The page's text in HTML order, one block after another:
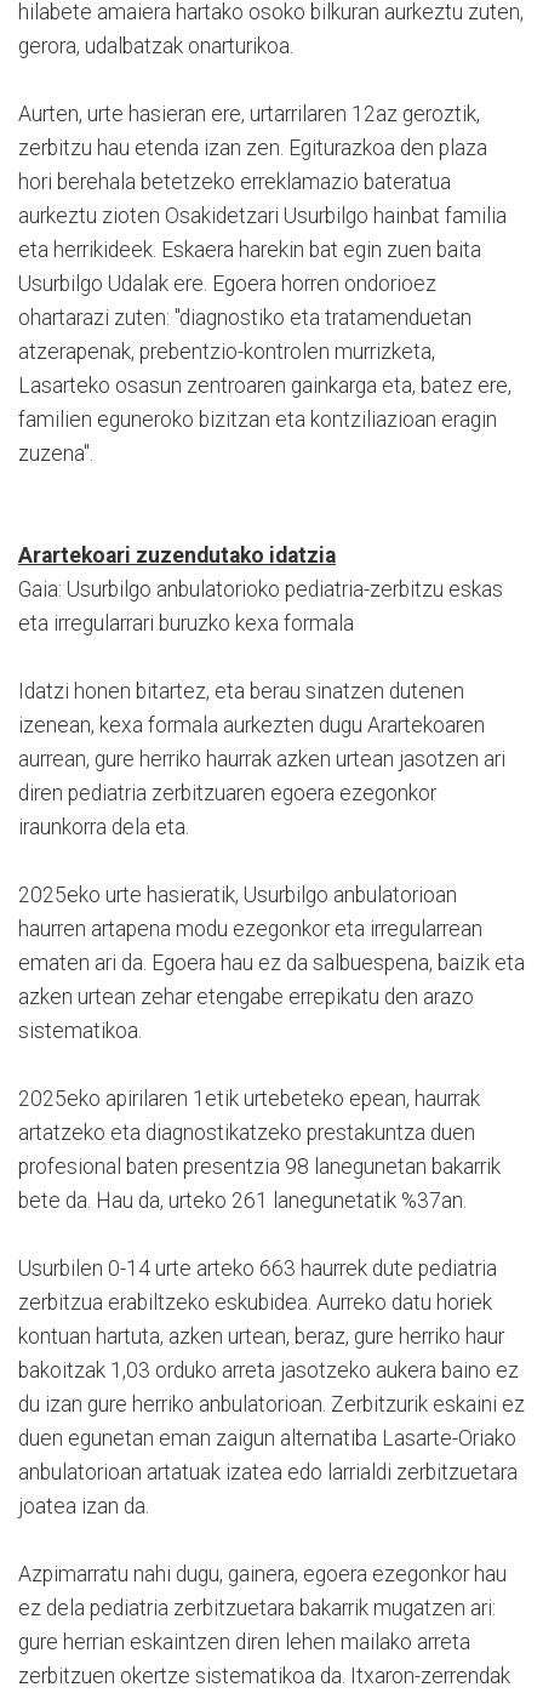
hilabete amaiera hartako osoko bilkuran aurkeztu zuten,
gerora, udalbatzak onarturikoa.
Aurten, urte hasieran ere, urtarrilaren 12az geroztik,
zerbitzu hau etenda izan zen. Egiturazkoa den plaza
hori berehala betetzeko erreklamazio bateratua
aurkeztu zioten Osakidetzari Usurbilgo hainbat familia
eta herrikideek. Eskaera harekin bat egin zuen baita
Usurbilgo Udalak ere. Egoera horren ondorioez
ohartarazi zuten: "diagnostiko eta tratamenduetan
atzerapenak, prebentzio-kontrolen murrizketa,
Lasarteko osasun zentroaren gainkarga eta, batez ere,
familien eguneroko bizitzan eta kontziliazioan eragin
zuzena".
Arartekoari zuzendutako idatzia
Gaia: Usurbilgo anbulatorioko pediatria-zerbitzu eskas
eta irregularrari buruzko kexa formala
Idatzi honen bitartez, eta berau sinatzen dutenen
izenean, kexa formala aurkezten dugu Arartekoaren
aurrean, gure herriko haurrak azken urtean jasotzen ari
diren pediatria zerbitzuaren egoera ezegonkor
iraunkorra dela eta.
2025eko urte hasieratik, Usurbilgo anbulatorioan
haurren artapena modu ezegonkor eta irregularrean
ematen ari da. Egoera hau ez da salbuespena, baizik eta
azken urtean zehar etengabe errepikatu den arazo
sistematikoa.
2025eko apirilaren 1etik urtebeteko epean, haurrak
artatzeko eta diagnostikatzeko prestakuntza duen
profesional baten presentzia 98 lanegunetan bakarrik
bete da. Hau da, urteko 261 lanegunetatik %37an.
Usurbilen 0-14 urte arteko 663 haurrek dute pediatria
zerbitzua erabiltzeko eskubidea. Aurreko datu horiek
kontuan hartuta, azken urtean, beraz, gure herriko haur
bakoitzak 1,03 orduko arreta jasotzeko aukera baino ez
du izan gure herriko anbulatorioan. Zerbitzurik eskaini ez
duen egunetan eman zaigun alternatiba Lasarte-Oriako
anbulatorioan artatuak izatea edo larrialdi zerbitzuetara
joatea izan da.
Azpimarratu nahi dugu, gainera, egoera ezegonkor hau
ez dela pediatria zerbitzuetara bakarrik mugatzen ari:
gure herrian eskaintzen diren lehen mailako arreta
zerbitzuen okertze sistematikoa da. Itxaron-zerrendak